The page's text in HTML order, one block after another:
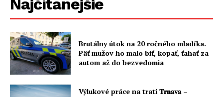
Najčítanejšie
Brutálny útok na 20 ročného mladíka.
Päť mužov ho malo biť, kopať, ťahať za
autom až do bezvedomia
Výlukové práce na trati 𝐓𝐫𝐧𝐚𝐯𝐚 –